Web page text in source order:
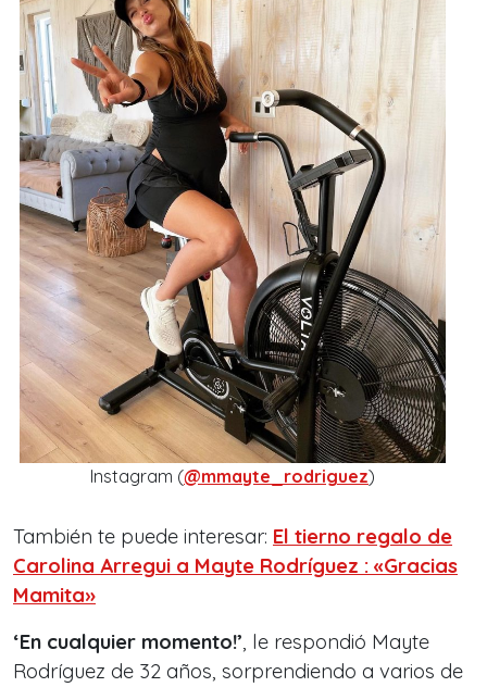
Instagram (@mmayte_rodriguez)
También te puede interesar: El tierno regalo de
Carolina Arregui a Mayte Rodríguez : «Gracias
Mamita»
‘En cualquier momento!’, le respondió Mayte
Rodríguez de 32 años, sorprendiendo a varios de